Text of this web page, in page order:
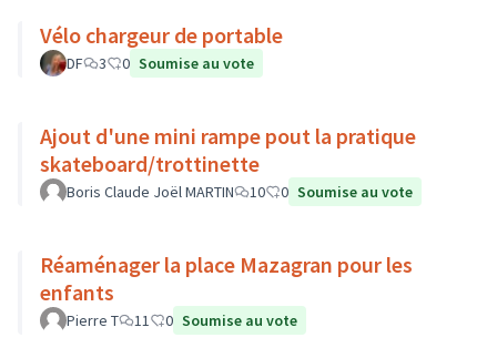
Vélo chargeur de portable
DF 3 0 Soumise au vote
Ajout d'une mini rampe pout la pratique
skateboard/trottinette
Boris Claude Joël MARTIN 10 0 Soumise au vote
Réaménager la place Mazagran pour les
enfants
Pierre T 11 0 Soumise au vote